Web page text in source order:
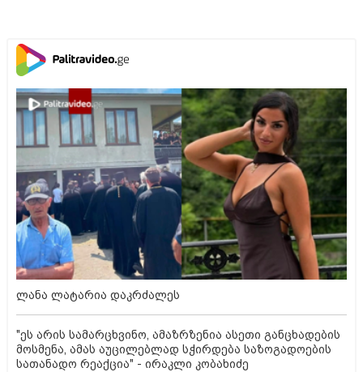
ლანა ლატარია დაკრძალეს
"ეს არის სამარცხვინო, ამაზრზენია ასეთი განცხადების
მოსმენა, ამას აუცილებლად სჭირდება საზოგადოების
სათანადო რეაქცია" - ირაკლი კობახიძე